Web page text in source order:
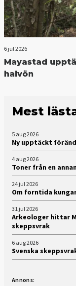
6 jul 2026
Mayastad
halvön
Mest
5 aug 2026
Ny upptäckt
4 aug 2026
Toner från en
24 jul 2026
Om forntida
31 jul 2026
Arkeologer hittar
skeppsvrak
6 aug 2026
Svenska
Annons: